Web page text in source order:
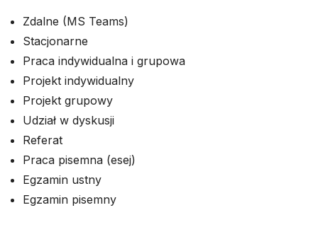
Zdalne (MS Teams)
Stacjonarne
Praca indywidualna i grupowa
Projekt indywidualny
Projekt grupowy
Udział w dyskusji
Referat
Praca pisemna (esej)
Egzamin ustny
Egzamin pisemny